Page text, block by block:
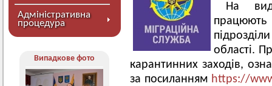
Адміністративна
процедура
Випадкове фото
На
області.
карантинних заходів,
за посиланням https://